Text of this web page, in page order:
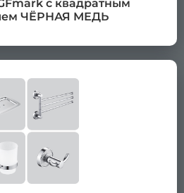
с квадратным
ЧЁРНАЯ МЕДЬ